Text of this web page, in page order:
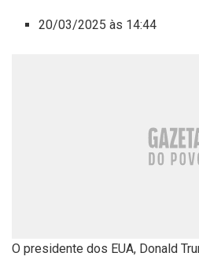
20/03/2025 às 14:44
O presidente dos EUA, Donald